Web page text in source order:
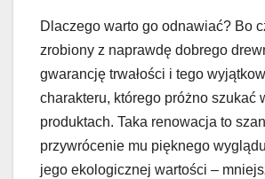
Dlaczego warto go odnawiać? Bo
zrobiony z naprawdę dobrego
gwarancję trwałości i tego
charakteru, którego próżno szukać
produktach. Taka renowacja to
przywrócenie mu pięknego
jego ekologicznej wartości –